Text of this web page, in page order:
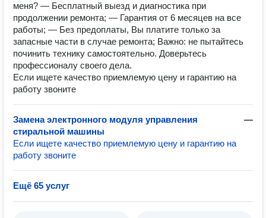
меня? — Бесплатный выезд и диагностика при
продолжении ремонта; — Гарантия от 6 месяцев на все
работы; — Без предоплаты, Вы платите только за
запасные части в случае ремонта; Важно: не пытайтесь
починить технику самостоятельно. Доверьтесь
профессионалу своего дела.
Если ищете качество приемлемую цену и гарантию на
работу звоните
Замена электронного модуля управления
стиральной машины
—
Если ищете качество приемлемую цену и гарантию на
работу звоните
Ещё 65 услуг